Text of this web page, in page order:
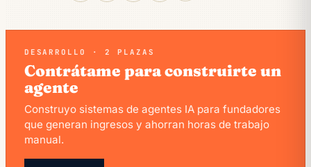
DESARROLLO · 2 PLAZAS
Contrátame para construirte un
agente
Construyo sistemas de agentes IA para fundadores
que generan ingresos y ahorran horas de trabajo
manual.